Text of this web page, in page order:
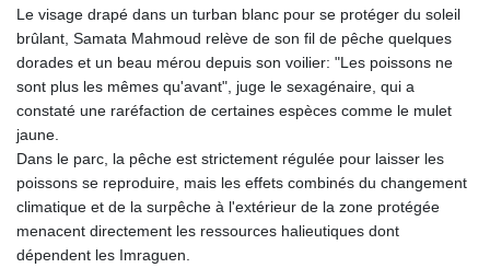
KZT 540.560026
LAK 26041.078389
LBP
103284.103894
LKR 386.869037
LSL 18.737893
LTL 3.406053
LVL 0.697755
LYD 7.336566
Le visage drapé dans un turban blanc pour se protéger du soleil
brûlant, Samata Mahmoud relève de son fil de pêche quelques
dorades et un beau mérou depuis son voilier: "Les poissons ne
sont plus les mêmes qu'avant", juge le sexagénaire, qui a
constaté une raréfaction de certaines espèces comme le mulet
jaune.
Dans le parc, la pêche est strictement régulée pour laisser les
poissons se reproduire, mais les effets combinés du changement
climatique et de la surpêche à l'extérieur de la zone protégée
menacent directement les ressources halieutiques dont
dépendent les Imraguen.